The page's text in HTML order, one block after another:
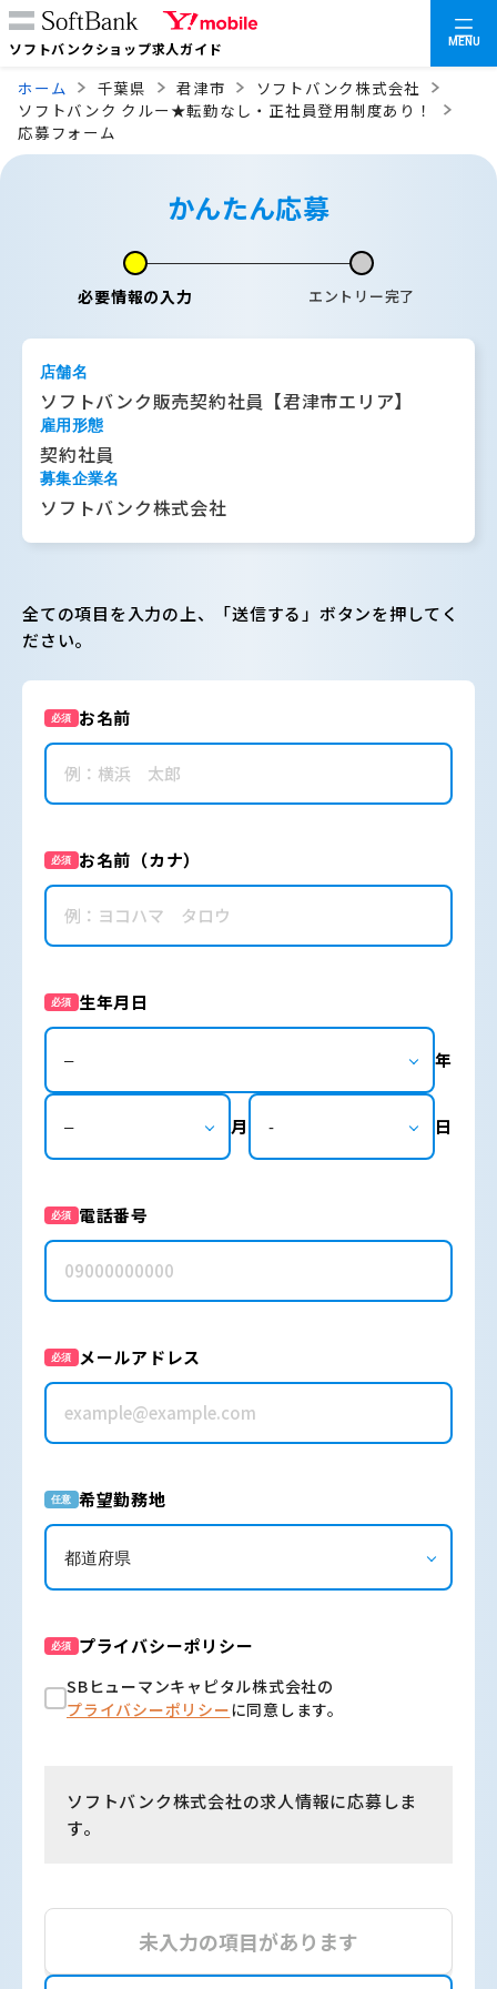
ソフトバンクショップ求人ガイド MENU
ホーム 千葉県 君津市
ソフトバンク株式会社
ソフトバンク クルー★転勤なし・正社員登用制度あり！
応募フォーム
かんたん応募
必要情報の入力 エントリー完了
店舗名
ソフトバンク販売契約社員【君津市エリア】
雇用形態
契約社員
募集企業名
ソフトバンク株式会社
全ての項目を入力の上、「送信する」ボタンを押してく
ださい。
必須 お名前
必須 お名前（カナ）
必須 生年月日
年
月 日
必須 電話番号
必須 メールアドレス
任意 希望勤務地
必須 プライバシーポリシー
SBヒューマンキャピタル株式会社の
プライバシーポリシーに同意します。
ソフトバンク株式会社の求人情報に応募しま
す。
未入力の項目があります